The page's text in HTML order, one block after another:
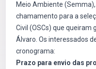
Meio Ambiente
chamamento para a
Civil (OSCs) que queiram
Álvaro. Os interessados
cronograma:
Prazo para envio das